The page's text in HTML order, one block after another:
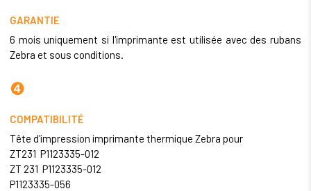
GARANTIE
6 mois uniquement si l'imprimante est utilisée avec des rubans
Zebra et sous conditions.
❹
COMPATIBILITÉ
Tête d'impression imprimante thermique Zebra pour
ZT231 P1123335-012
ZT 231 P1123335-012
P1123335-056